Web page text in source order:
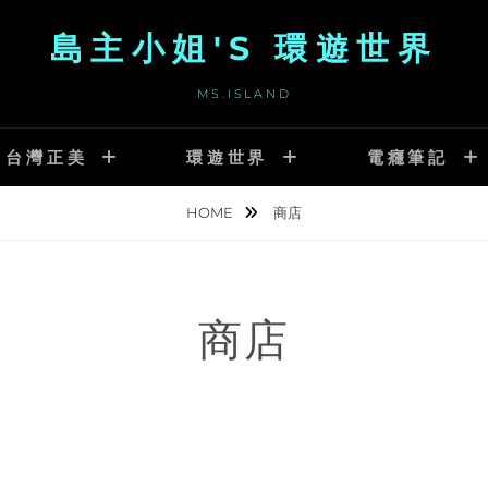
島主小姐'S 環遊世界
MS.ISLAND
台灣正美 環遊世界 電癮筆記
HOME 商店
商店